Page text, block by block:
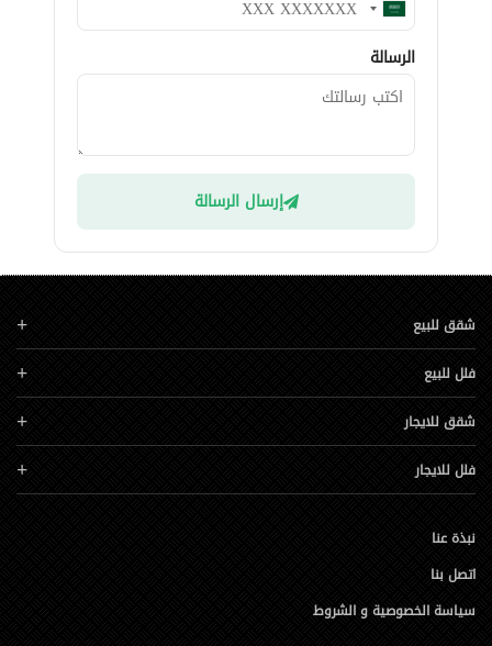
الرسالة
إرسال الرسالة
شقق للبيع
فلل للبيع
شقق للايجار
فلل للايجار
نبذة عنا
اتصل بنا
سياسة الخصوصية و الشروط